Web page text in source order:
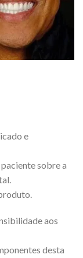
e
sobre a
aos
desta